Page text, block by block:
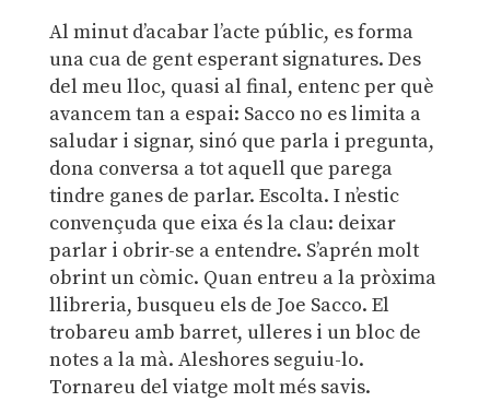
Al minut d’acabar l’acte públic, es forma
una cua de gent esperant signatures. Des
del meu lloc, quasi al final, entenc per què
avancem tan a espai: Sacco no es limita a
saludar i signar, sinó que parla i pregunta,
dona conversa a tot aquell que parega
tindre ganes de parlar. Escolta. I n’estic
convençuda que eixa és la clau: deixar
parlar i obrir-se a entendre. S’aprén molt
obrint un còmic. Quan entreu a la pròxima
llibreria, busqueu els de Joe Sacco. El
trobareu amb barret, ulleres i un bloc de
notes a la mà. Aleshores seguiu-lo.
Tornareu del viatge molt més savis.